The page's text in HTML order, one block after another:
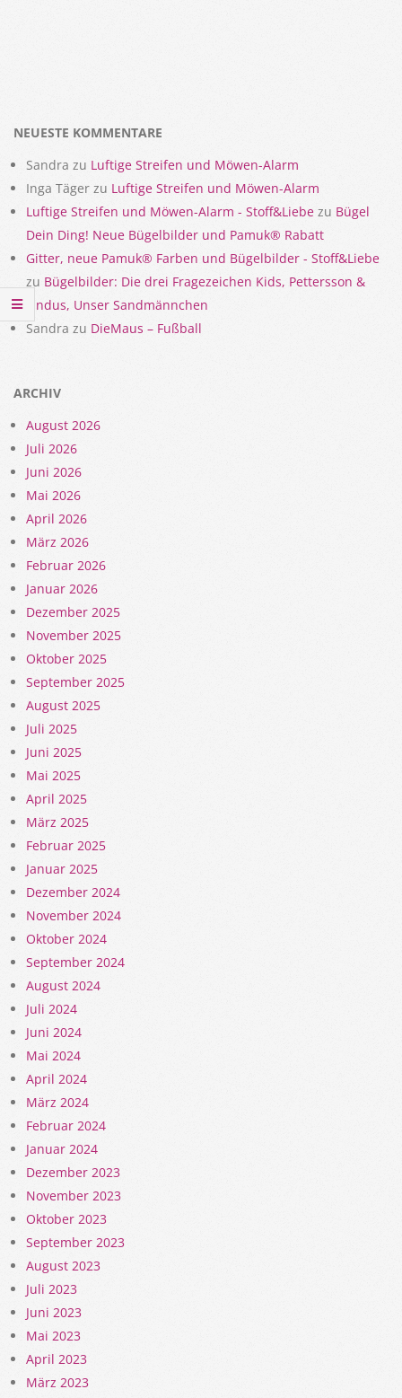
NEUESTE KOMMENTARE
Sandra zu Luftige Streifen und Möwen-Alarm
Inga Täger zu Luftige Streifen und Möwen-Alarm
Luftige Streifen und Möwen-Alarm - Stoff&Liebe zu Bügel
Dein Ding! Neue Bügelbilder und Pamuk® Rabatt
Gitter, neue Pamuk® Farben und Bügelbilder - Stoff&Liebe
zu Bügelbilder: Die drei Fragezeichen Kids, Pettersson &
Findus, Unser Sandmännchen
Sandra zu DieMaus – Fußball
ARCHIV
August 2026
Juli 2026
Juni 2026
Mai 2026
April 2026
März 2026
Februar 2026
Januar 2026
Dezember 2025
November 2025
Oktober 2025
September 2025
August 2025
Juli 2025
Juni 2025
Mai 2025
April 2025
März 2025
Februar 2025
Januar 2025
Dezember 2024
November 2024
Oktober 2024
September 2024
August 2024
Juli 2024
Juni 2024
Mai 2024
April 2024
März 2024
Februar 2024
Januar 2024
Dezember 2023
November 2023
Oktober 2023
September 2023
August 2023
Juli 2023
Juni 2023
Mai 2023
April 2023
März 2023